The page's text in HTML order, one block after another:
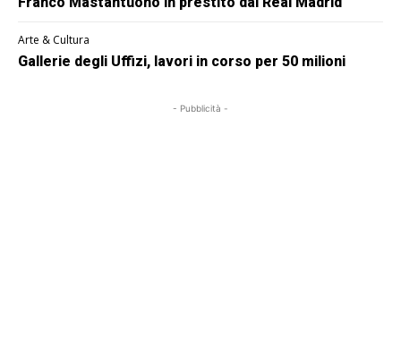
Arte & Cultura
Gallerie degli Uffizi, lavori in corso per 50 milioni
- Pubblicità -